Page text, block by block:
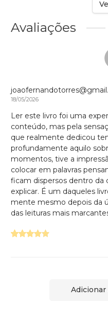
Avaliações
18/05/2026
Ler este livro foi uma
conteúdo, mas pela
que realmente dedicou
profundamente aquilo
momentos, tive a
colocar em palavras
ficam dispersos dentro da
explicar. É um daqueles
mente mesmo depois da
das leituras mais
Adicionar